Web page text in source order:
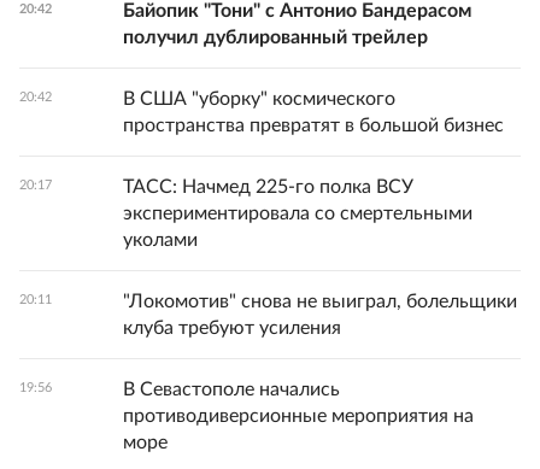
20:42
Байопик "Тони" с Антонио Бандерасом
получил дублированный трейлер
20:42
В США "уборку" космического
пространства превратят в большой бизнес
20:17
ТАСС: Начмед 225-го полка ВСУ
экспериментировала со смертельными
уколами
20:11
"Локомотив" снова не выиграл, болельщики
клуба требуют усиления
19:56
В Севастополе начались
противодиверсионные мероприятия на
море